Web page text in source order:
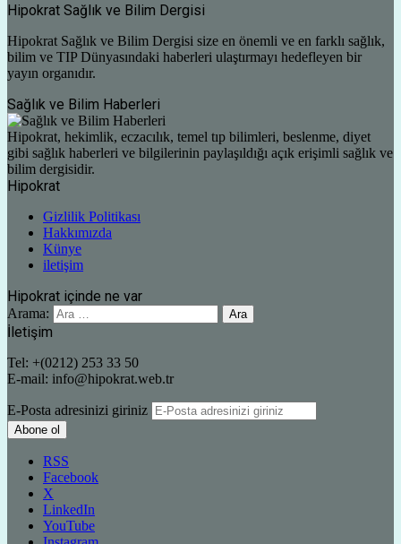
Hipokrat Sağlık ve Bilim Dergisi
Hipokrat Sağlık ve Bilim Dergisi size en önemli ve en farklı sağlık,
bilim ve TIP Dünyasındaki haberleri ulaştırmayı hedefleyen bir
yayın organıdır.
Sağlık ve Bilim Haberleri
Hipokrat, hekimlik, eczacılık, temel tıp bilimleri, beslenme, diyet
gibi sağlık haberleri ve bilgilerinin paylaşıldığı açık erişimli sağlık ve
bilim dergisidir.
Hipokrat
Gizlilik Politikası
Hakkımızda
Künye
iletişim
Hipokrat içinde ne var
Arama:
İletişim
Tel: +(0212) 253 33 50
E-mail: info@hipokrat.web.tr
E-Posta adresinizi giriniz
RSS
Facebook
X
LinkedIn
YouTube